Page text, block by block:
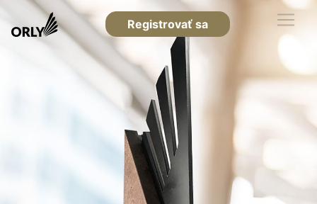
Registrovať sa